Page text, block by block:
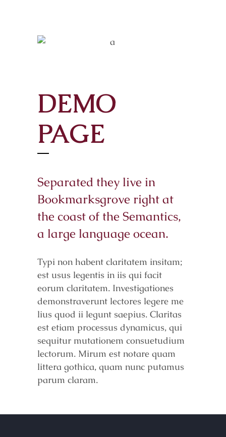
DEMO
PAGE
Separated they live in
Bookmarksgrove right at
the coast of the Semantics,
a large language ocean.
Typi non habent claritatem insitam;
est usus legentis in iis qui facit
eorum claritatem. Investigationes
demonstraverunt lectores legere me
lius quod ii legunt saepius. Claritas
est etiam processus dynamicus, qui
sequitur mutationem consuetudium
lectorum. Mirum est notare quam
littera gothica, quam nunc putamus
parum claram.